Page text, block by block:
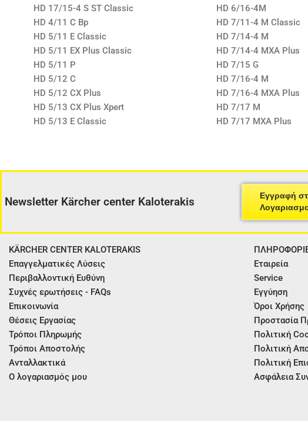
HD 17/15-4 S ST Classic
HD 4/11 C Bp
HD 5/11 E Classic
HD 5/11 EX Plus Classic
HD 5/11 P
HD 5/12 C
HD 5/12 CX Plus
HD 5/13 CX Plus Xpert
HD 5/13 E Classic
HD 6/16-4M
HD 7/11-4 M Classic
HD 7/14-4 M
HD 7/14-4 MXA Plus
HD 7/15 G
HD 7/16-4 M
HD 7/16-4 MXA Plus
HD 7/17 M
HD 7/17 MXA Plus
Newsletter Kärcher center Kaloterakis
Εγγραφή
KÄRCHER CENTER KALOTERAKIS
Επαγγελματικές Λύσεις
Περιβαλλοντική Ευθύνη
Συχνές ερωτήσεις - FAQs
Επικοινωνία
Θέσεις Εργασίας
Τρόποι Πληρωμής
Τρόποι Αποστολής
Ανταλλακτικά
Ο λογαριασμός μου
Εταιρεία
Service
Εγγύηση
Όροι Χρήσης
Προστασία
Πολιτική
Πολιτική
Πολιτική
Ασφάλεια